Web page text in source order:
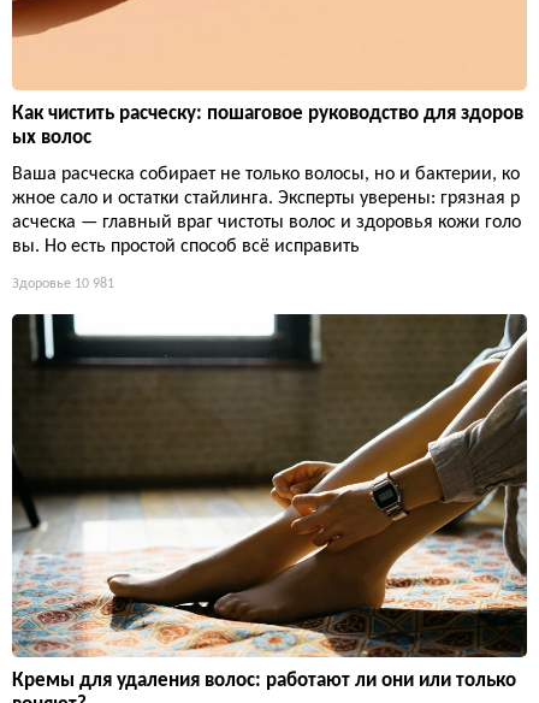
Как чистить расческу: пошаговое руководство для здоров
ых волос
Ваша расческа собирает не только волосы, но и бактерии, ко
жное сало и остатки стайлинга. Эксперты уверены: грязная р
асческа — главный враг чистоты волос и здоровья кожи голо
вы. Но есть простой способ всё исправить
Здоровье 10 981
Кремы для удаления волос: работают ли они или только